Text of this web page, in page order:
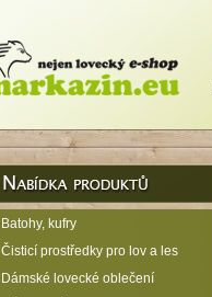
Batohy, kufry
Čisticí prostředky pro lov a les
Dámské lovecké oblečení